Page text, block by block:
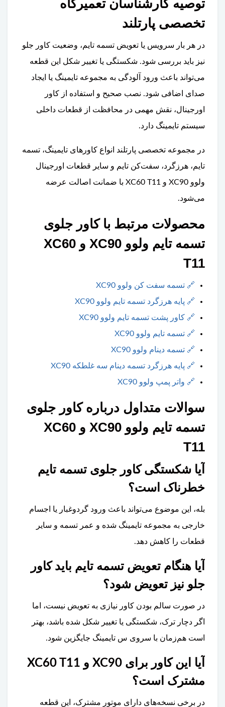
توصیه کارشناسان تعمیرگاه
تخصصی پارتلند
در هر بار سرویس یا تعویض تسمه تایم، وضعیت کاور جلو
نیز باید بررسی شود. شکستگی یا تغییر شکل این قطعه
می‌تواند باعث ورود آلودگی به مجموعه تایمینگ یا ایجاد
صدای اضافی شود. نصب صحیح و استفاده از کاور
اورجینال، نقش مهمی در محافظت از قطعات داخلی
سیستم تایمینگ دارد.
در مجموعه تخصصی پارتلند انواع کاورهای تایمینگ، تسمه
تایم، هرزگرد، سفت‌کن تایم و سایر قطعات اورجینال
ولوو XC90 و XC60 T11 با ضمانت اصالت عرضه
می‌شود.
محصولات مرتبط با کاور جلوی
تسمه تایم ولوو XC90 و XC60
T11
🔗 تسمه سفت کن ولوو XC90
🔗 پایه هرزگرد تسمه تایم ولوو XC90
🔗 کاور پشت تسمه تایم ولوو XC90
🔗 تسمه تایم ولوو XC90
🔗 تسمه دینام ولوو XC90
🔗 پایه هرزگرد تسمه دینام سه غلطکه XC90
🔗 واتر پمپ ولوو XC90
سوالات متداول درباره کاور جلوی
تسمه تایم ولوو XC90 و XC60
T11
آیا شکستگی کاور جلوی تسمه تایم
خطرناک است؟
بله، این موضوع می‌تواند باعث ورود گردوغبار یا اجسام
خارجی به مجموعه تایمینگ شده و عمر تسمه و سایر
قطعات را کاهش دهد.
آیا هنگام تعویض تسمه تایم باید کاور
جلو نیز تعویض شود؟
در صورت سالم بودن کاور نیازی به تعویض نیست، اما
اگر دچار ترک، شکستگی یا تغییر شکل شده باشد، بهتر
است هم‌زمان با سروی س تایمینگ جایگزین شود.
آیا این کاور برای XC90 و XC60 T11
مشترک است؟
در برخی نسخه‌های دارای موتور مشترک، این قطعه